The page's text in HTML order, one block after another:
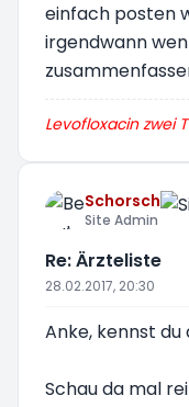
einfach posten
irgendwann
Levofloxacin zwei
Schorsch
Site Admin
Re: Ärzteliste
28.02.2017, 20:30
Anke, kennst du
Schau da mal